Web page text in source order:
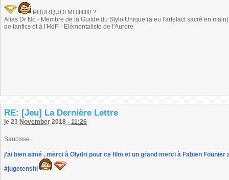
POURQUOI MOIIIIIIIII ?
Alias Dr No - Membre de la Guilde du Stylo Unique (a eu l'artefact sacré en
de fanfics et à l'HdP - Elémentaliste de l'Aurore
RE: [Jeu] La Dernière Lettre
le 23 November 2018 - 11:26
Saucisse
j'ai bien aimé , merci à Olydri pour ce film et un grand merci à Fabien
#jugetenshi